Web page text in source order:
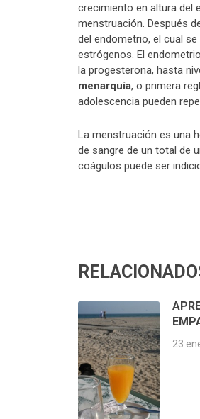
crecimiento en altura del
menstruación. Después
del endometrio, el cual
estrógenos. El
la progesterona, hasta
menarquía, o primera
adolescencia pueden
La menstruación es una
de sangre de un total de
coágulos puede ser
23